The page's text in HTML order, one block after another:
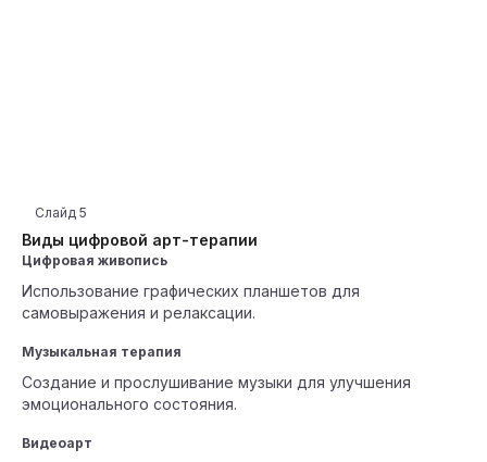
Виды цифровой арт-терапии
Слайд 5
Цифровая живопись
Использование графических планшетов для
самовыражения и релаксации.
Музыкальная терапия
Создание и прослушивание музыки для улучшения
эмоционального состояния.
Видеоарт